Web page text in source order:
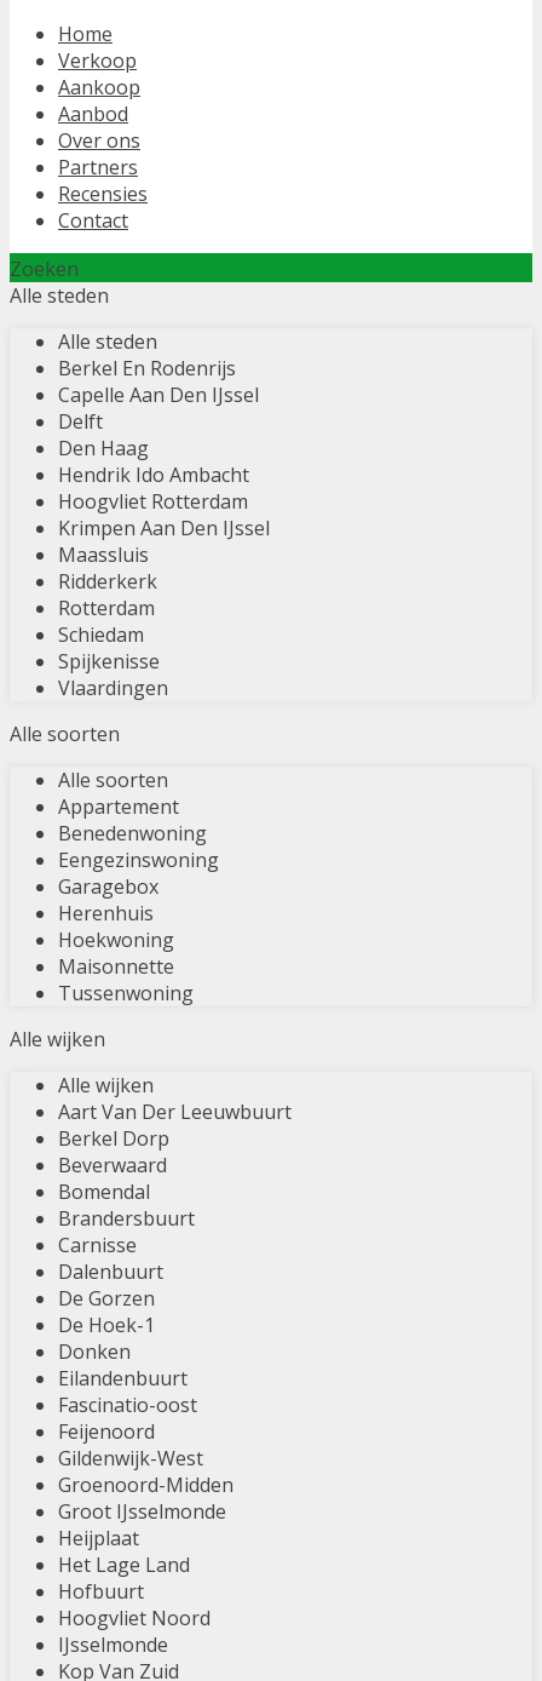
Home
Verkoop
Aankoop
Aanbod
Over ons
Partners
Recensies
Contact
Zoeken
Alle steden
Alle steden
Berkel En Rodenrijs
Capelle Aan Den IJssel
Delft
Den Haag
Hendrik Ido Ambacht
Hoogvliet Rotterdam
Krimpen Aan Den IJssel
Maassluis
Ridderkerk
Rotterdam
Schiedam
Spijkenisse
Vlaardingen
Alle soorten
Alle soorten
Appartement
Benedenwoning
Eengezinswoning
Garagebox
Herenhuis
Hoekwoning
Maisonnette
Tussenwoning
Alle wijken
Alle wijken
Aart Van Der Leeuwbuurt
Berkel Dorp
Beverwaard
Bomendal
Brandersbuurt
Carnisse
Dalenbuurt
De Gorzen
De Hoek-1
Donken
Eilandenbuurt
Fascinatio-oost
Feijenoord
Gildenwijk-West
Groenoord-Midden
Groot IJsselmonde
Heijplaat
Het Lage Land
Hofbuurt
Hoogvliet Noord
IJsselmonde
Kop Van Zuid